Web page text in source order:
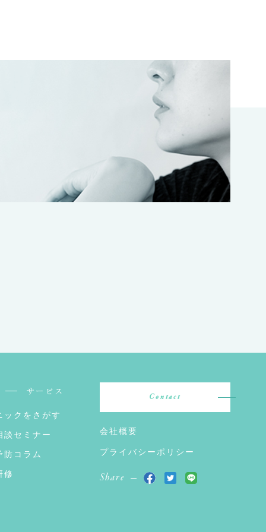
サービス
ックをさがす
談セミナー
防コラム
修
Contact
会社概要
プライバシーポリシー
Share